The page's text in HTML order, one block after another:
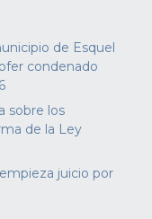
de Esquel
condenado
sobre los
de la Ley
juicio por